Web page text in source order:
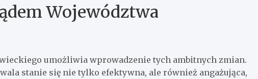
Województwa
umożliwia wprowadzenie tych ambitnych zmian.
stanie się nie tylko efektywna, ale również angażująca,